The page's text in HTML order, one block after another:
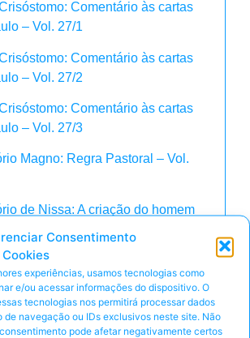
Consentimento
experiências, usamos tecnologias como
e/ou acessar informações do dispositivo. O
tecnologias nos permitirá processar dados
de navegação ou IDs exclusivos neste site. Não
pode afetar negativamente certos
Comentário às cartas
– Vol. 27/1
Comentário às cartas
– Vol. 27/2
Comentário às cartas
– Vol. 27/3
Magno: Regra Pastoral – Vol.
de Nissa: A criação do homem
ressurreição | A grande
Vol. 29
sobre os princípios – Vol.
Apologia contra os livros de